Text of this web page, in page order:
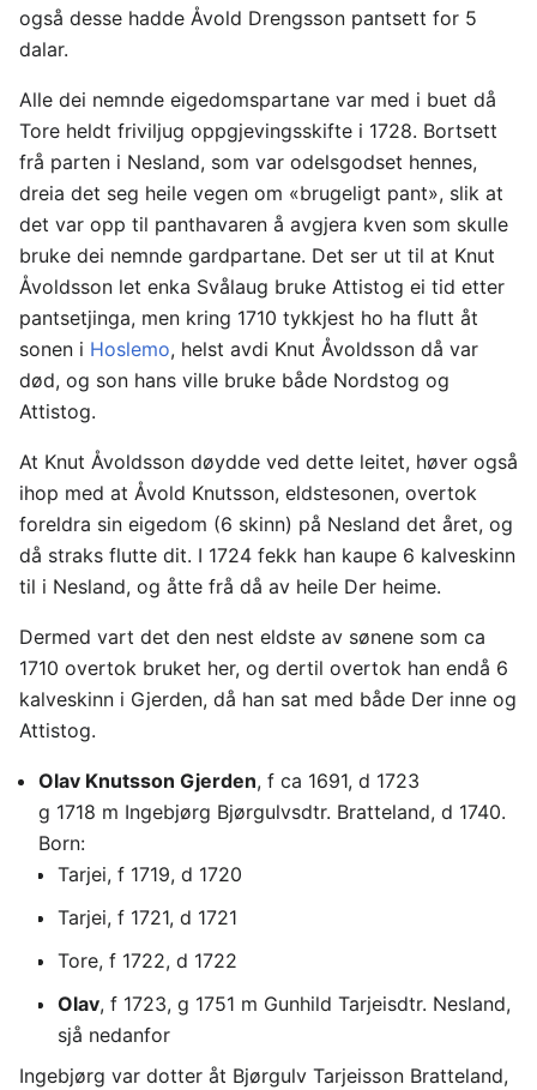
også desse hadde Åvold Drengsson pantsett for 5
dalar.
Alle dei nemnde eigedomspartane var med i buet då
Tore heldt friviljug oppgjevingsskifte i 1728. Bortsett
frå parten i Nesland, som var odelsgodset hennes,
dreia det seg heile vegen om «brugeligt pant», slik at
det var opp til panthavaren å avgjera kven som skulle
bruke dei nemnde gardpartane. Det ser ut til at Knut
Åvoldsson let enka Svålaug bruke Attistog ei tid etter
pantsetjinga, men kring 1710 tykkjest ho ha flutt åt
sonen i Hoslemo, helst avdi Knut Åvoldsson då var
død, og son hans ville bruke både Nordstog og
Attistog.
At Knut Åvoldsson døydde ved dette leitet, høver også
ihop med at Åvold Knutsson, eldstesonen, overtok
foreldra sin eigedom (6 skinn) på Nesland det året, og
då straks flutte dit. I 1724 fekk han kaupe 6 kalveskinn
til i Nesland, og åtte frå då av heile Der heime.
Dermed vart det den nest eldste av sønene som ca
1710 overtok bruket her, og dertil overtok han endå 6
kalveskinn i Gjerden, då han sat med både Der inne og
Attistog.
Olav Knutsson Gjerden, f ca 1691, d 1723
g 1718 m Ingebjørg Bjørgulvsdtr. Bratteland, d 1740.
Born:
Tarjei, f 1719, d 1720
Tarjei, f 1721, d 1721
Tore, f 1722, d 1722
Olav, f 1723, g 1751 m Gunhild Tarjeisdtr. Nesland,
sjå nedanfor
Ingebjørg var dotter åt Bjørgulv Tarjeisson Bratteland,